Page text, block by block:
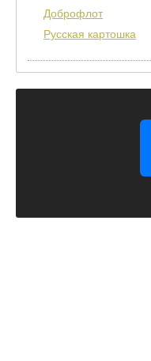
Доброфлот
Русская картошка